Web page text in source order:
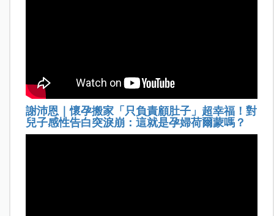
謝沛恩｜懷孕搬家「只負責顧肚子」超幸福！對
兒子感性告白突淚崩：這就是孕婦荷爾蒙嗎？